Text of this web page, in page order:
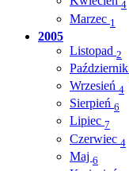
4
Marzec 1
2005
Listopad 2
Październik
Wrzesień 4
Sierpień 6
Lipiec 7
Czerwiec 4
Maj 6